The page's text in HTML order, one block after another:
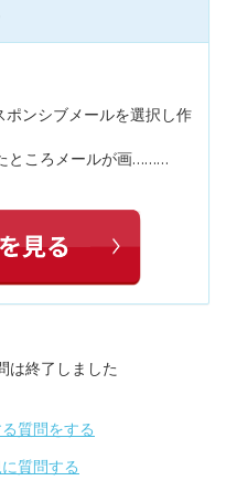
ンシブメールを選択し作
ところメールが画………
は終了しました
質問をする
質問する